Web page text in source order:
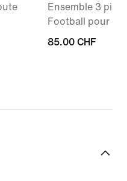
Ensemble 3
Football pour
85.00 CHF
85.00 CHF